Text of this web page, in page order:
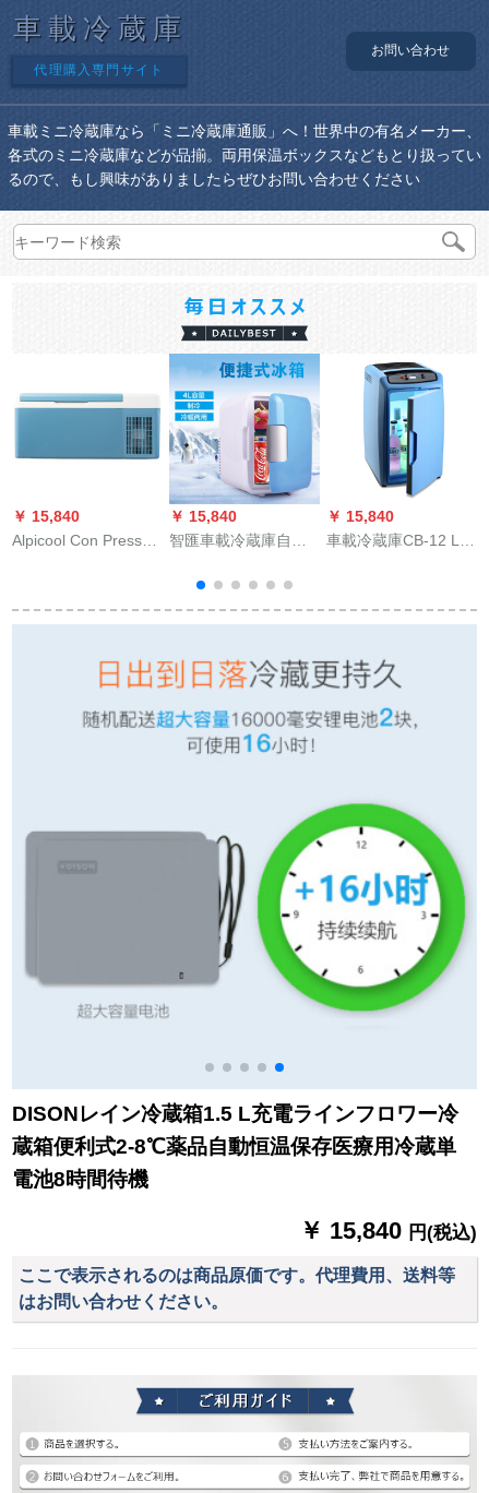
車載冷蔵庫
代理購入専門サイト
お問い合わせ
車載ミニ冷蔵庫なら「ミニ冷蔵庫通販」へ！世界中の有名メーカー、
各式のミニ冷蔵庫などが品揃。両用保温ボックスなどもとり扱ってい
るので、もし興味がありましたらぜひお問い合わせください
￥ 15,840
Alpicool Con Press車
ミニ冷蔵庫B 15両用
ープサービス
￥ 15,840
智匯車載冷蔵庫自動
蔵庫4 L 7.5 L 10 L冷
蔵庫家車両用冷蔵庫
【4 L】青白
￥ 15,840
車載冷蔵庫CB-12 Lリ
ル表示車家兼用冷蔵
版雅灰色(車家兼用)
DISONレイン冷蔵箱1.5 L充電ラインフロワー冷
蔵箱便利式2-8℃薬品自動恒温保存医療用冷蔵単
電池8時間待機
￥ 15,840 円(税込)
ここで表示されるのは商品原価です。代理費用、送料等
はお問い合わせください。